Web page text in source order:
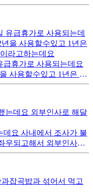
라면은 그만큼 맛이 안나
걸까요?
유급휴가로 사용되는데
을 사용할수있고 1년은
라고하는데요
급휴가로 사용되는데요
사용할수있고 1년은 임
는데요 타직장도
질병휴직2년도 다쓰게
는 제도가 있는지 궁금
는데요 외부인사로 해달
사가 불
서 외부인사로
조사가 될것이라고 전화
이 될까요 조사는 어떤
잡곡밥과 섞어서 먹고